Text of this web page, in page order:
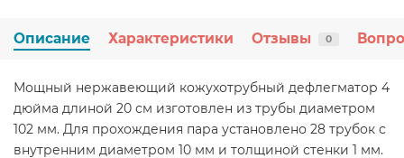
Описание Характеристики Отзывы 0
Мощный нержавеющий кожухотрубный дефлегматор 4
дюйма длиной 20 см изготовлен из трубы диаметром
102 мм. Для прохождения пара установлено 28 трубок с
внутренним диаметром 10 мм и толщиной стенки 1 мм.